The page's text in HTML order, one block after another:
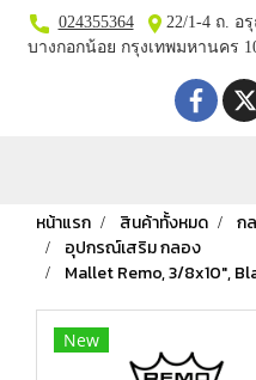
024355364
22/1-4 ถ. อ
บางกอกน้อย กรุงเทพมหานคร
หน้าแรก สินค้าทั้งหมด
ก
อุปกรณ์เสริม กลอง
Mallet Remo, 3/8x10",
New